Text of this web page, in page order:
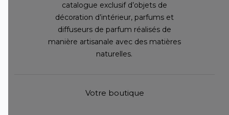
catalogue exclusif d’objets de
décoration d’intérieur, parfums et
diffuseurs de parfum réalisés de
manière artisanale avec des matières
naturelles.
Votre boutique